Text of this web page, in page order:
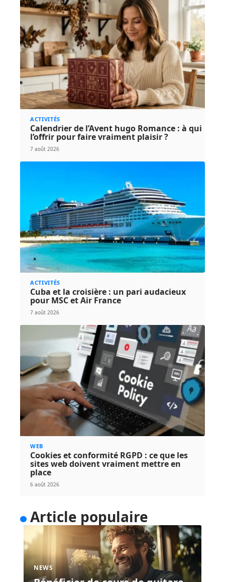
ACTIVITÉS
Calendrier de l’Avent hugo Romance : à qui
l’offrir pour faire vraiment plaisir ?
7 août 2026
ACTIVITÉS
Cuba et la croisière : un pari audacieux
pour MSC et Air France
7 août 2026
WEB
Cookies et conformité RGPD : ce que les
sites web doivent vraiment mettre en
place
6 août 2026
Article populaire
NEWS